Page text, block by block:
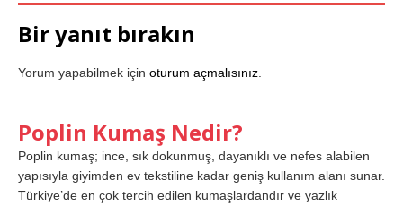
Bir yanıt bırakın
Yorum yapabilmek için oturum açmalısınız
Poplin Kumaş Nedir?
Poplin kumaş; ince, sık dokunmuş, dayanıklı ve nefes alabilen
yapısıyla giyimden ev tekstiline kadar geniş kullanım alanı sunar.
Türkiye’de en çok tercih edilen kumaşlardandır ve yazlık